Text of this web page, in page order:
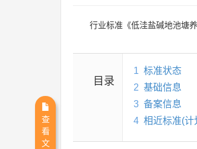
行业标准《低洼盐碱地池塘
目录
1 标准状态
2 基础信息
3 备案信息
4 相近标准(计
查
看
文